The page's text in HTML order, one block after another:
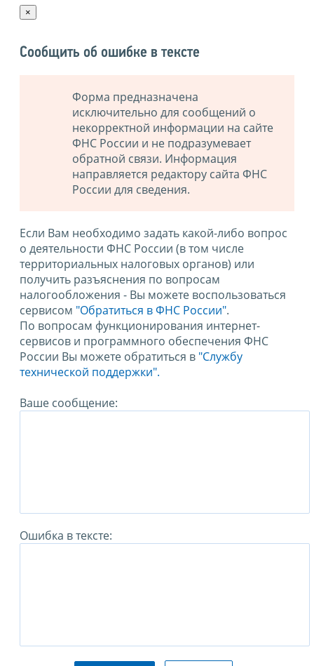
×
Сообщить об ошибке в тексте
Форма предназначена
исключительно для сообщений о
некорректной информации на сайте
ФНС России и не подразумевает
обратной связи. Информация
направляется редактору сайта ФНС
России для сведения.
Если Вам необходимо задать какой-либо вопрос
о деятельности ФНС России (в том числе
территориальных налоговых органов) или
получить разъяснения по вопросам
налогообложения - Вы можете воспользоваться
сервисом "Обратиться в ФНС России".
По вопросам функционирования интернет-
сервисов и программного обеспечения ФНС
России Вы можете обратиться в "Службу
технической поддержки".
Ваше сообщение:
Ошибка в тексте: